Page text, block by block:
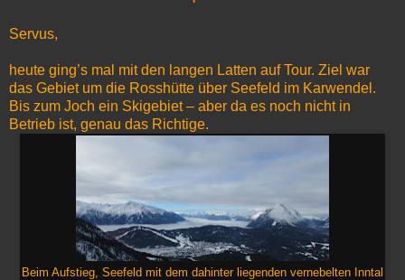
Servus,
heute ging’s mal mit den langen Latten auf Tour. Ziel war
das Gebiet um die Rosshütte über Seefeld im Karwendel.
Bis zum Joch ein Skigebiet – aber da es noch nicht in
Betrieb ist, genau das Richtige.
Beim Aufstieg, Seefeld mit dem dahinter liegenden vernebelten Inntal